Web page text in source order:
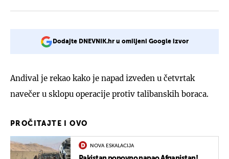
Dodajte DNEVNIK.hr u omiljeni Google izvor
Andival je rekao kako je napad izveden u četvrtak
navečer u sklopu operacije protiv talibanskih boraca.
PROČITAJTE I OVO
NOVA ESKALACIJA